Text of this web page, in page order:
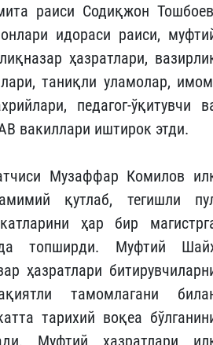
раиси Содиқжон
идораси раиси,
ҳазратлари,
таниқли уламолар,
педагог-ўқитувчи
вакиллари иштирок этди.
Музаффар Комилов
қутлаб, тегишли
ҳар бир
топширди. Муфтий
ҳазратлари
тамомлагани
тарихий воқеа
Муфтий ҳазратлари